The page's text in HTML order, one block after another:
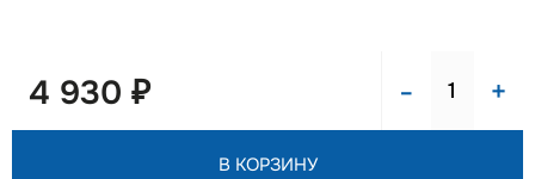
4 930 ₽ - +
В КОРЗИНУ